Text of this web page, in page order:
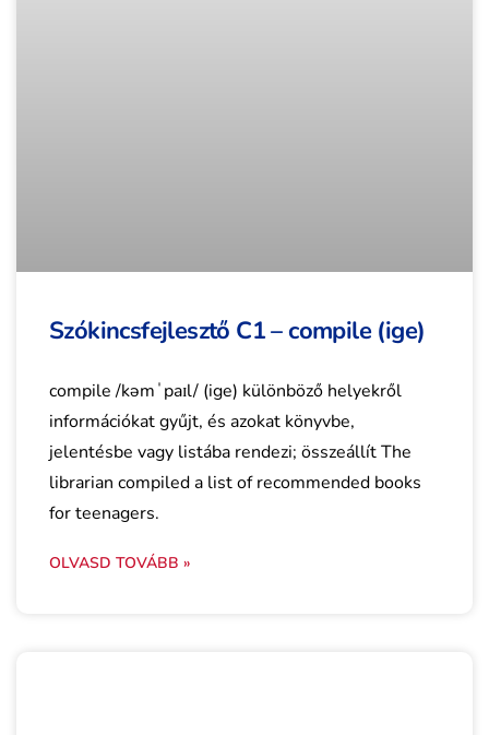
Szókincsfejlesztő C1 – compile (ige)
compile /kəmˈpaɪl/ (ige) különböző helyekről
információkat gyűjt, és azokat könyvbe,
jelentésbe vagy listába rendezi; összeállít The
librarian compiled a list of recommended books
for teenagers.
OLVASD TOVÁBB »